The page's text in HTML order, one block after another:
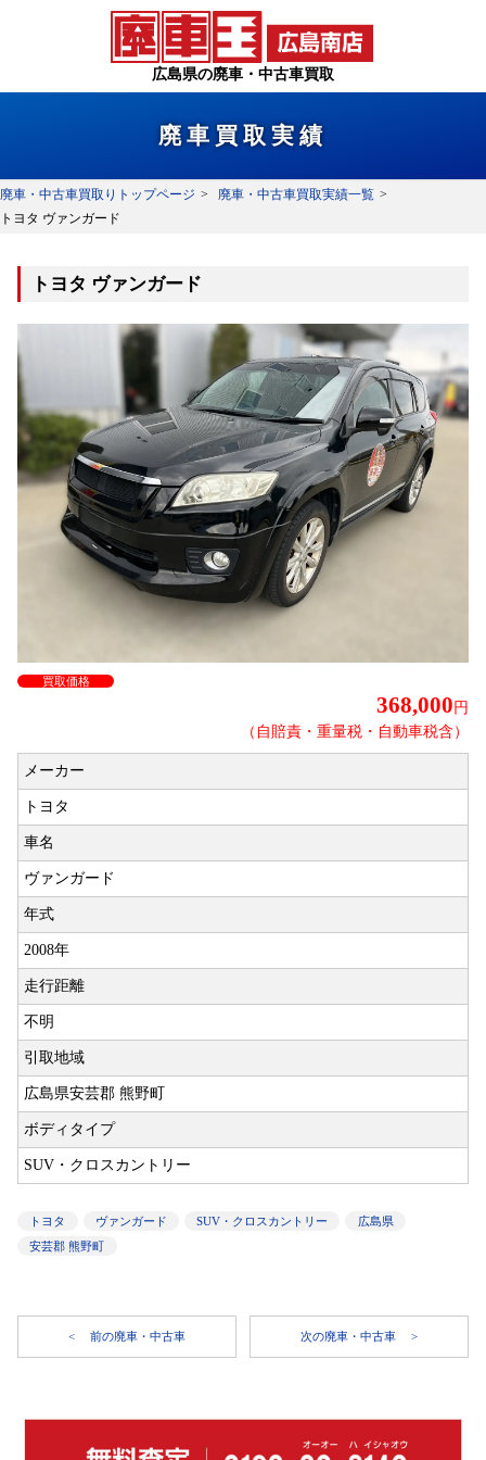
広島県の廃車・中古車買取
廃車買取実績
廃車・中古車買取りトップページ
廃車・中古車買取実績一覧
トヨタ ヴァンガード
トヨタ ヴァンガード
買取価格
368,000 円
（自賠責・重量税・自動車税含）
メーカー
トヨタ
車名
ヴァンガード
年式
2008年
走行距離
不明
引取地域
広島県安芸郡 熊野町
ボディタイプ
SUV・クロスカントリー
トヨタ ヴァンガード SUV・クロスカントリー
広島県
安芸郡 熊野町
前の廃車・中古車 次の廃車・中古車